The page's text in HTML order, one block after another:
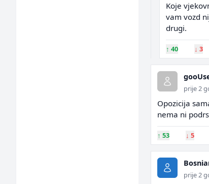
Koje
vam vozd
drugi.
↑ 40 ↓ 3
prije 2
Opozicija
nema ni
↑ 53 ↓ 5
prije 2